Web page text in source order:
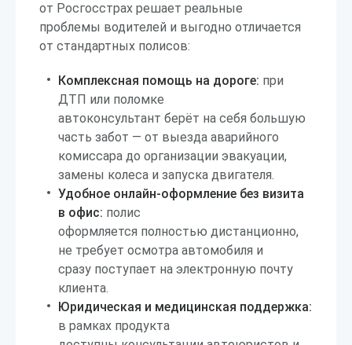
от Росгосстрах решает реальные
проблемы водителей и выгодно отличается
от стандартных полисов:
Комплексная помощь на дороге: при
ДТП или поломке
автоконсультант берёт на себя большую
часть забот — от выезда аварийного
комиссара до организации эвакуации,
замены колеса и запуска двигателя.
Удобное онлайн-оформление без визита
в офис: полис
оформляется полностью дистанционно,
не требует осмотра автомобиля и
сразу поступает на электронную почту
клиента.
Юридическая и медицинская поддержка:
в рамках продукта